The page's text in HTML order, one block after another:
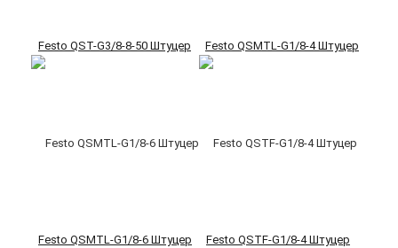
Festo QST-G3/8-8-50 Штуцер Festo QSMTL-G1/8-4 Штуцер
Festo QSMTL-G1/8-6 Штуцер Festo QSTF-G1/8-4 Штуцер